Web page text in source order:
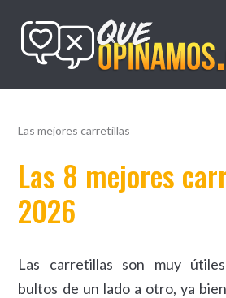
Las mejores carretillas
Las 8 mejores
2026
Las carretillas son muy
bultos de un lado a otro, ya